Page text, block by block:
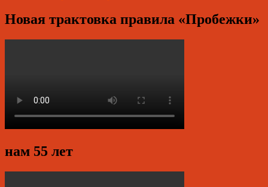
Новая трактовка правила «Пробежки»
нам 55 лет